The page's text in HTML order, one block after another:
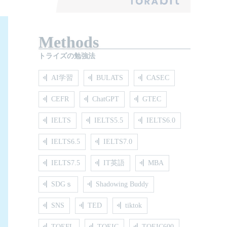
Methods
トライズの勉強法
AI学習 BULATS CASEC
CEFR ChatGPT GTEC
IELTS IELTS5.5 IELTS6.0
IELTS6.5 IELTS7.0
IELTS7.5 IT英語 MBA
SDGｓ Shadowing Buddy
SNS TED tiktok